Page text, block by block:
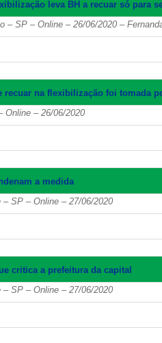
leva BH a recuar só para
– SP – Online – 26/06/2020 –
recuar na flexibilização foi tomada
Online – 26/06/2020
a medida
SP – Online – 27/06/2020
critica a prefeitura da capital
SP – Online – 27/06/2020